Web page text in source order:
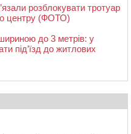
розблокувати тротуар
центру (ФОТО)
до 3 метрів: у
під’їзд до житлових